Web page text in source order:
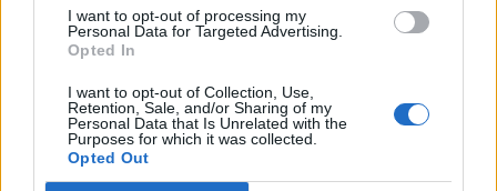
I want to opt-out of processing my
Personal Data for Targeted Advertising.
Opted In
I want to opt-out of Collection, Use,
Retention, Sale, and/or Sharing of my
Personal Data that Is Unrelated with the
Purposes for which it was collected.
Opted Out
Előfizetés
MÁR ELŐFIZETŐNK VAGY?BEJELENTKEZÉS